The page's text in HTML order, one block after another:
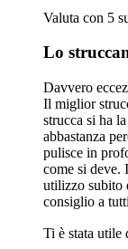
Valuta con 5
Lo
Davvero
Il miglior
strucca si ha
abbastanza
pulisce in
come si deve.
utilizzo subito
consiglio a
Ti è stata utile